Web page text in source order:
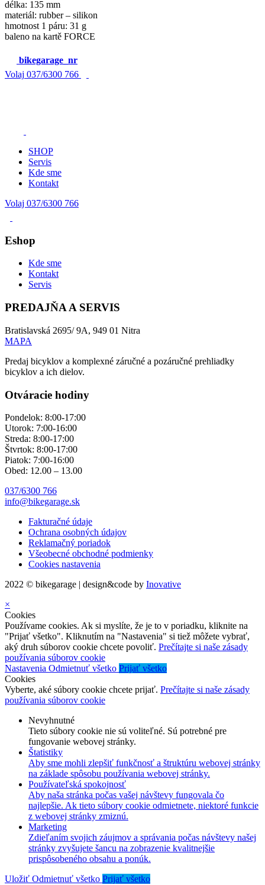
délka: 135 mm
materiál: rubber – silikon
hmotnost 1 páru: 31 g
baleno na kartě FORCE
bikegarage_nr
Volaj 037/6300 766
SHOP
Servis
Kde sme
Kontakt
Volaj 037/6300 766
Eshop
Kde sme
Kontakt
Servis
PREDAJŇA A SERVIS
Bratislavská 2695/ 9A, 949 01 Nitra
MAPA
Predaj bicyklov a komplexné záručné a pozáručné prehliadky
bicyklov a ich dielov.
Otváracie hodiny
Pondelok: 8:00-17:00
Utorok: 7:00-16:00
Streda: 8:00-17:00
Štvrtok: 8:00-17:00
Piatok: 7:00-16:00
Obed: 12.00 – 13.00
037/6300 766
info@bikegarage.sk
Fakturačné údaje
Ochrana osobných údajov
Reklamačný poriadok
Všeobecné obchodné podmienky
Cookies nastavenia
2022 © bikegarage | design&code by Inovative
×
Cookies
Používame cookies. Ak si myslíte, že je to v poriadku, kliknite na
"Prijať všetko". Kliknutím na "Nastavenia" si tiež môžete vybrať,
aký druh súborov cookie chcete povoliť. Prečítajte si naše zásady
používania súborov cookie
Nastavenia Odmietnuť všetko Prijať všetko
Cookies
Vyberte, aké súbory cookie chcete prijať. Prečítajte si naše zásady
používania súborov cookie
Nevyhnutné
Tieto súbory cookie nie sú voliteľné. Sú potrebné pre
fungovanie webovej stránky.
Štatistiky
Aby sme mohli zlepšiť funkčnosť a štruktúru webovej stránky
na základe spôsobu používania webovej stránky.
Používateľská spokojnosť
Aby naša stránka počas vašej návštevy fungovala čo
najlepšie. Ak tieto súbory cookie odmietnete, niektoré funkcie
z webovej stránky zmiznú.
Marketing
Zdieľaním svojich záujmov a správania počas návštevy našej
stránky zvyšujete šancu na zobrazenie kvalitnejšie
prispôsobeného obsahu a ponúk.
Uložiť Odmietnuť všetko Prijať všetko